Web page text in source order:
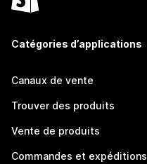
Catégories d’applications
Canaux de vente
Trouver des produits
Vente de produits
Commandes et expéditions